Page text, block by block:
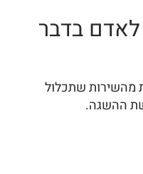
לאדם בדבר
מהשירות שתכלול